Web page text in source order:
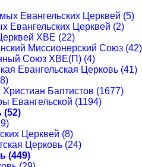
Евангельских Церквей (5)
Евангельских Церквей (2)
ХВЕ (22)
Миссионерский Союз (42)
Союз ХВЕ(П) (4)
Евангельская Церковь (41)
Христиан Баптистов (1677)
Евангельской (1194)
(52)
Церквей (8)
Церковь (24)
(449)